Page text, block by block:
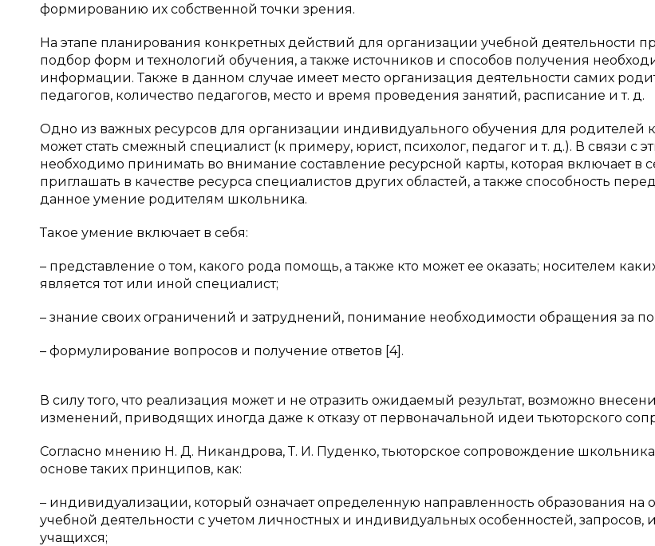
формированию их собственной точки зрения.
На этапе планирования конкретных действий для организации учебной деятельности
подбор форм и технологий обучения, а также источников и способов получения
информации. Также в данном случае имеет место организация деятельности самих
педагогов, количество педагогов, место и время проведения занятий, расписание и т. д.
Одно из важных ресурсов для организации индивидуального обучения для родителей
может стать смежный специалист (к примеру, юрист, психолог, педагог и т. д.). В связи с
необходимо принимать во внимание составление ресурсной карты, которая включает в
приглашать в качестве ресурса специалистов других областей, а также способность
данное умение родителям школьника.
Такое умение включает в себя:
– представление о том, какого рода помощь, а также кто может ее оказать; носителем
является тот или иной специалист;
– знание своих ограничений и затруднений, понимание необходимости обращения за
– формулирование вопросов и получение ответов [4].
В силу того, что реализация может и не отразить ожидаемый результат, возможно
изменений, приводящих иногда даже к отказу от первоначальной идеи тьюторского
Согласно мнению Н. Д. Никандрова, Т. И. Пуденко, тьюторское сопровождение школьника
основе таких принципов, как:
– индивидуализации, который означает определенную направленность образования на
учебной деятельности с учетом личностных и индивидуальных особенностей, запросов,
учащихся;